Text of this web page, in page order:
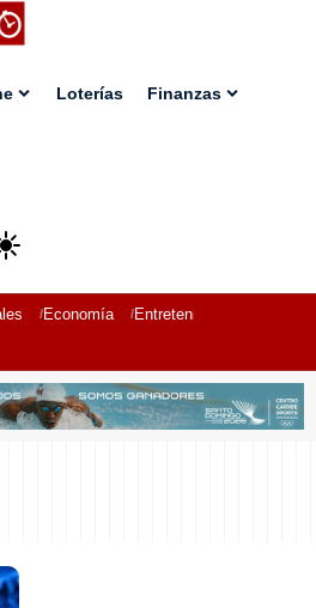
Loterías Finanzas
Economía Entretenimiento